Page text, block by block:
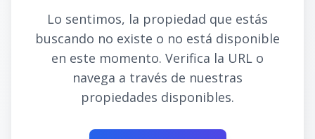
Lo sentimos, la propiedad que estás
buscando no existe o no está disponible
en este momento. Verifica la URL o
navega a través de nuestras
propiedades disponibles.